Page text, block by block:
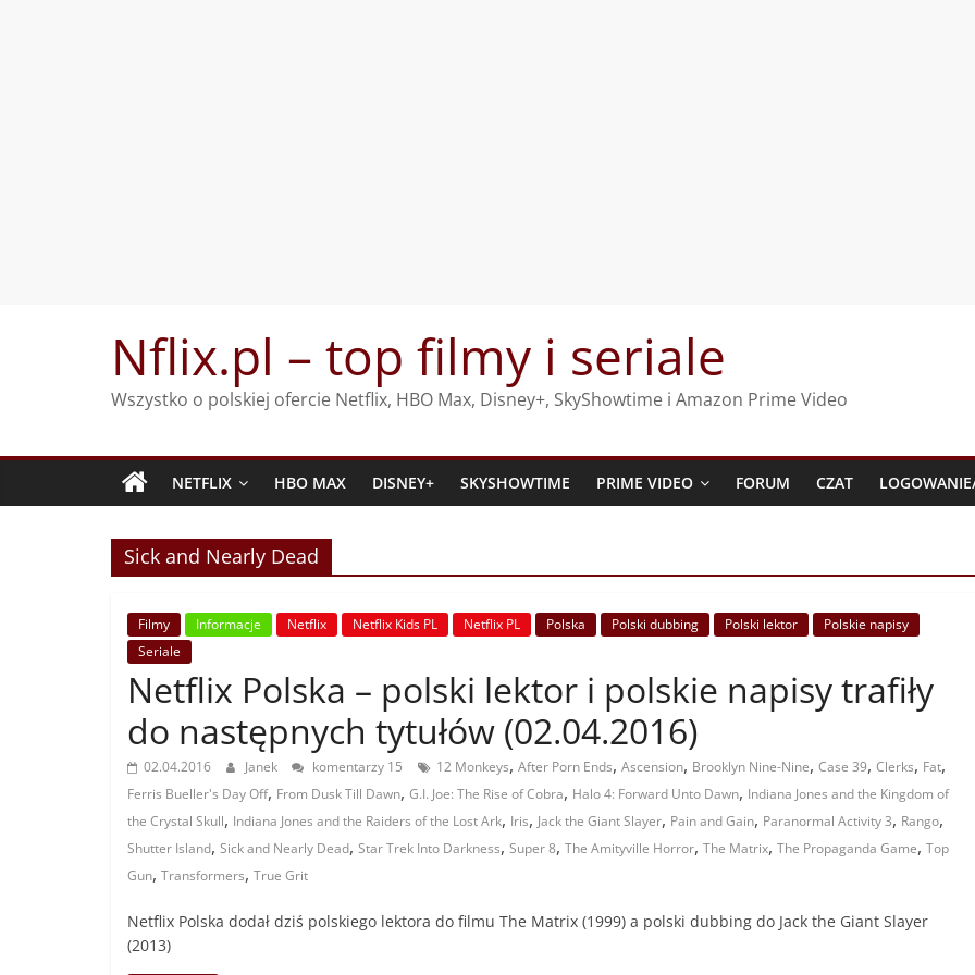
Nflix.pl – top filmy i seriale
Wszystko o polskiej ofercie Netflix, HBO Max, Disney+, SkyShowtime i Amazon Prime Video
NETFLIX HBO MAX DISNEY+ SKYSHOWTIME PRIME VIDEO FORUM CZAT
Sick and Nearly Dead
Filmy Informacje Netflix Netflix Kids PL Netflix PL Polska Polski dubbing Polski lektor
Polskie napisy
Seriale
Netflix Polska – polski lektor i polskie napisy trafiły
do następnych tytułów (02.04.2016)
02.04.2016 Janek komentarzy 15 12 Monkeys, After Porn Ends, Ascension, Brooklyn Nine-Nine, Case 39, Clerks, Fat,
Ferris Bueller's Day Off, From Dusk Till Dawn, G.I. Joe: The Rise of Cobra, Halo 4: Forward Unto Dawn, Indiana Jones and the Kingdom of
the Crystal Skull, Indiana Jones and the Raiders of the Lost Ark, Iris, Jack the Giant Slayer, Pain and Gain, Paranormal Activity 3, Rango,
Shutter Island, Sick and Nearly Dead, Star Trek Into Darkness, Super 8, The Amityville Horror, The Matrix, The Propaganda Game, Top
Gun, Transformers, True Grit
Netflix Polska dodał dziś polskiego lektora do filmu The Matrix (1999) a polski dubbing do Jack the Giant Slayer
(2013)